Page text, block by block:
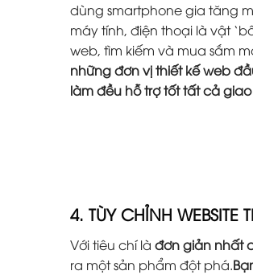
dùng smartphone gia tăng
máy tính, điện thoại là vật
web, tìm kiếm và mua sắm
những đơn vị thiết kế web
làm đều hỗ trợ tốt tất cả
4. TÙY CHỈNH
Với tiêu chí là đơn giản nhất
ra một sản phẩm đột phá.